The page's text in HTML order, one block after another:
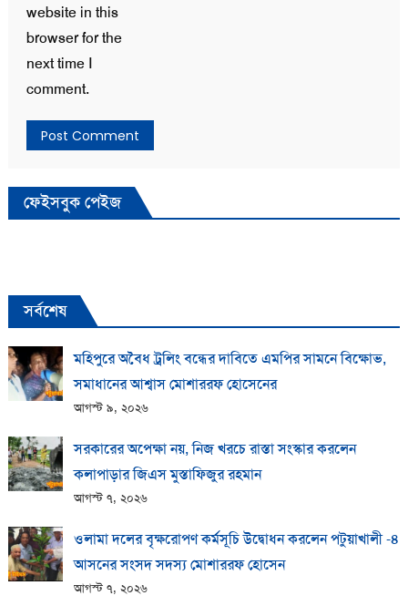
website in this
browser for the
next time I
comment.
ফেইসবুক পেইজ
সর্বশেষ
মহিপুরে অবৈধ ট্রলিং বন্ধের দাবিতে এমপির সামনে বিক্ষোভ,
সমাধানের আশ্বাস মোশাররফ হোসেনের
আগস্ট ৯, ২০২৬
সরকারের অপেক্ষা নয়, নিজ খরচে রাস্তা সংস্কার করলেন
কলাপাড়ার জিএস মুস্তাফিজুর রহমান
আগস্ট ৭, ২০২৬
ওলামা দলের বৃক্ষরোপণ কর্মসূচি উদ্বোধন করলেন পটুয়াখালী -৪
আসনের সংসদ সদস্য মোশাররফ হোসেন
আগস্ট ৭, ২০২৬